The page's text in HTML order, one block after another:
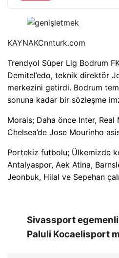
KAYNAKCnnturk.com
Trendyol Süper Lig Bodrum
Demitel’edo, teknik direktör
merkezini getirdi. Bodrum
sonuna kadar bir sözleşme
Morais; Daha önce Inter,
Chelsea’de Jose Mourinho
Portekiz futbolu; Ülkemizde
Antalyaspor, Aek Atina,
Jeonbuk, Hilal ve Sepehan
Sivassport
Paluli Kocaelisport